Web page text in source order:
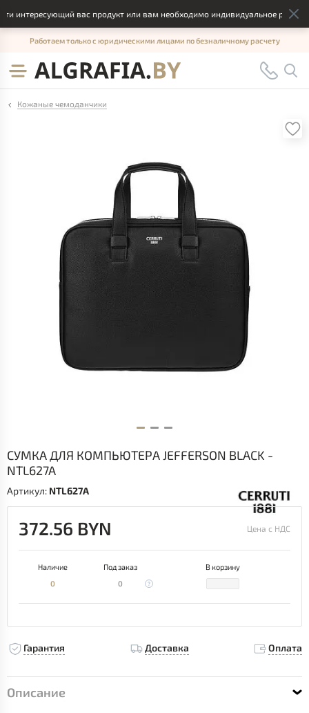
вас продукт или вам необходимо индивидуальное
Работаем только с юридическими лицами по безналичному расчету
Кожаные чемоданчики
СУМКА ДЛЯ КОМПЬЮТЕРА JEFFERSON BLACK -
NTL627A
Артикул: NTL627A
372.56 BYN Цена с НДС
Наличие Под заказ
В корзину
0
0
Гарантия Доставка Оплата
Описание